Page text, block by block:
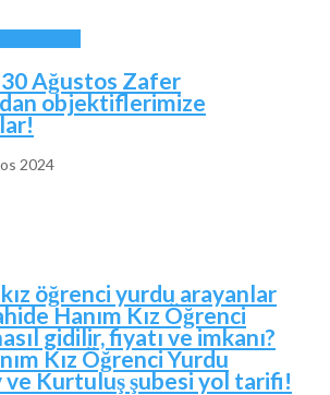
30 Ağustos Zafer
objektiflerimize
2024
öğrenci yurdu arayanlar
Hanım Kız Öğrenci
gidilir, fiyatı ve imkanı?
Kız Öğrenci Yurdu
Kurtuluş şubesi yol tarifi!